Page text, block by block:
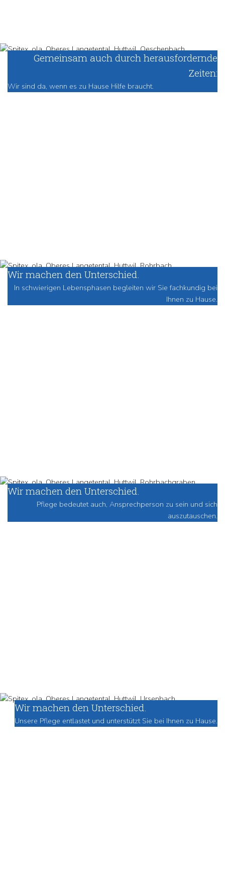
Gemeinsam auch durch heraus­­fordernde
Zeiten:
Wir sind da, wenn es zu Hause Hilfe braucht.
Wir machen den Unterschied.
In schwierigen Lebensphasen begleiten wir Sie fachkundig bei
Ihnen zu Hause.
Wir machen den Unterschied.
Pflege bedeutet auch, Ansprechperson zu sein und sich
auszutauschen.
Wir machen den Unterschied.
Unsere Pflege entlastet und unterstützt Sie bei Ihnen zu Hause.